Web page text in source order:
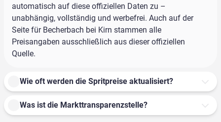
automatisch auf diese offiziellen Daten zu –
unabhängig, vollständig und werbefrei. Auch auf der
Seite für Becherbach bei Kirn stammen alle
Preisangaben ausschließlich aus dieser offiziellen
Quelle.
Wie oft werden die Spritpreise aktualisiert?
Was ist die Markttransparenzstelle?